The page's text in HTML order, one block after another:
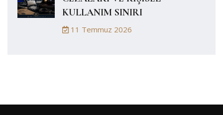
KULLANIM SINIRI
11 Temmuz 2026